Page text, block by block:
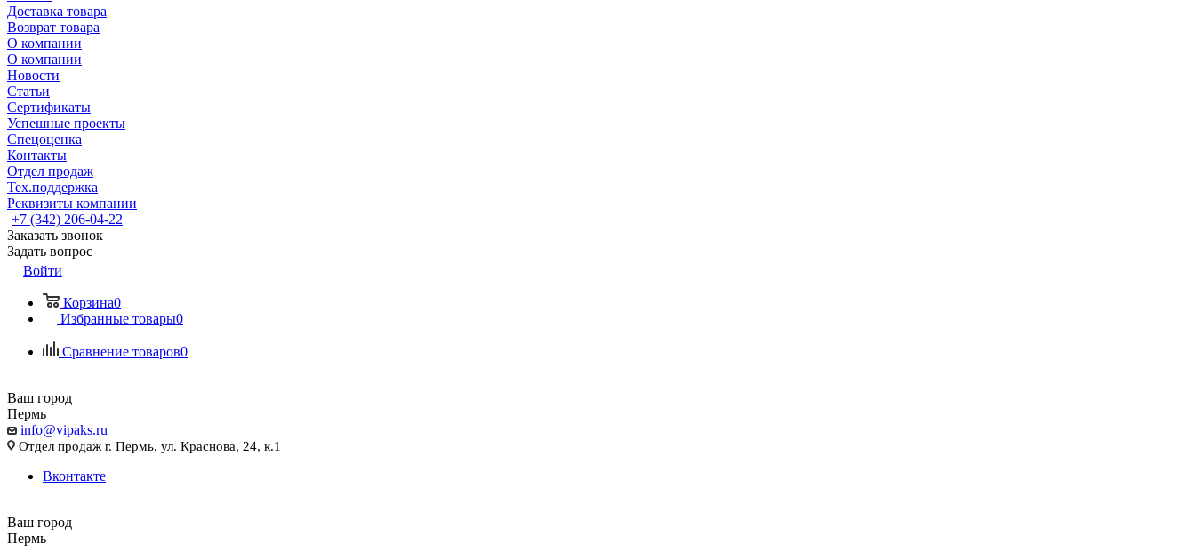
Доставка товара
Возврат товара
О компании
О компании
Новости
Статьи
Сертификаты
Успешные проекты
Спецоценка
Контакты
Отдел продаж
Тех.поддержка
Реквизиты компании
+7 (342) 206-04-22
Заказать звонок
Задать вопрос
Войти
Корзина0
Избранные товары0
Сравнение товаров0
Ваш город
Пермь
info@vipaks.ru
Отдел продаж г. Пермь, ул. Краснова, 24, к.1
Вконтакте
Ваш город
Пермь